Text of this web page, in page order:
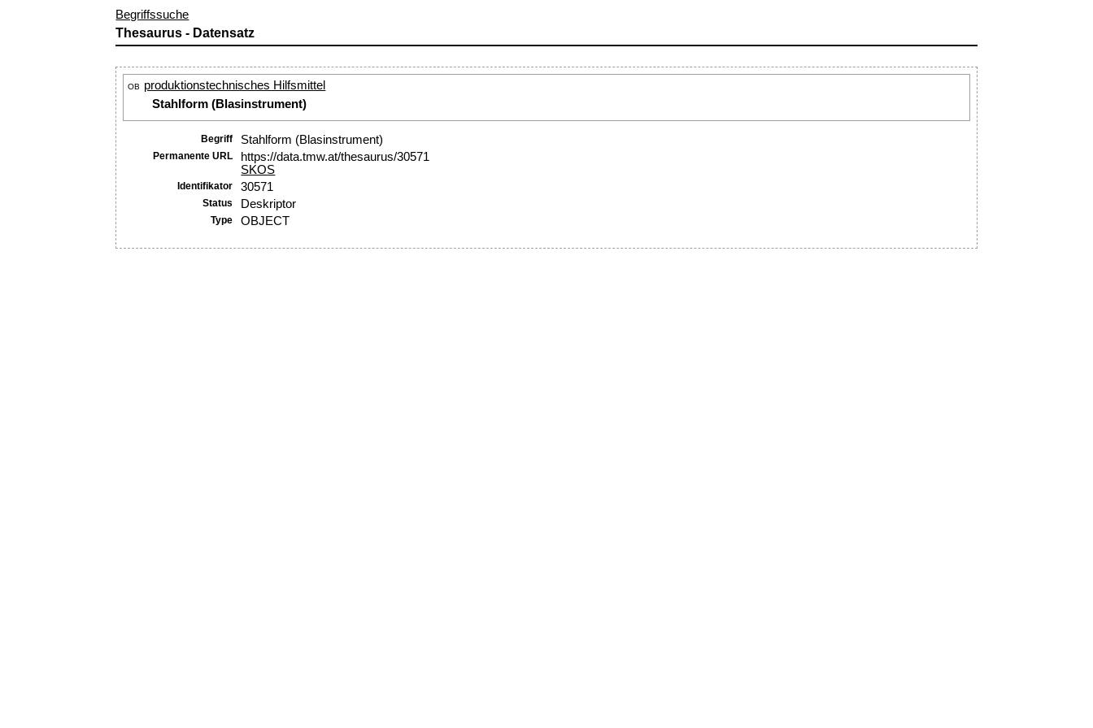
Begriffssuche
Thesaurus - Datensatz
OB
produktionstechnisches Hilfsmittel
Stahlform (Blasinstrument)
Begriff Stahlform (Blasinstrument)
Permanente URL
https://data.tmw.at/thesaurus/30571
SKOS
Identifikator 30571
Status Deskriptor
Type OBJECT